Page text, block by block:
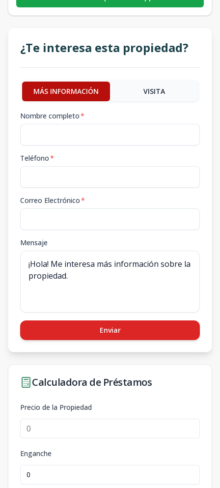
¿Te interesa esta propiedad?
MÁS INFORMACIÓN VISITA
Nombre completo*
Teléfono*
Correo Electrónico*
Mensaje
Enviar
Calculadora de Préstamos
Precio de la Propiedad
Enganche